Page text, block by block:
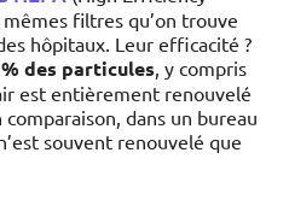
filtres qu’on trouve
hôpitaux. Leur efficacité ?
des particules, y compris
est entièrement renouvelé
dans un bureau
souvent renouvelé que